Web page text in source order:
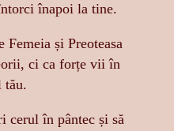
înapoi la tine.
Femeia și Preoteasa
ci ca forțe vii în
tău.
cerul în pântec și să